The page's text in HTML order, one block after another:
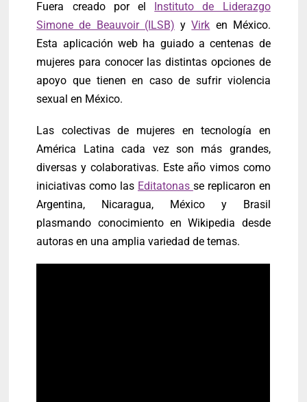
Fuera creado por el Instituto de Liderazgo
Simone de Beauvoir (ILSB) yVirk en México.
Esta aplicación web ha guiado a centenas de
mujeres para conocer las distintas opciones de
apoyo que tienen en caso de sufrir violencia
sexual en México.
Las colectivas de mujeres en tecnología en
América Latina cada vez son más grandes,
diversas y colaborativas. Este año vimos como
iniciativas como las Editatonas se replicaron en
Argentina, Nicaragua, México y Brasil
plasmando conocimiento en Wikipedia desde
autoras en una amplia variedad de temas.